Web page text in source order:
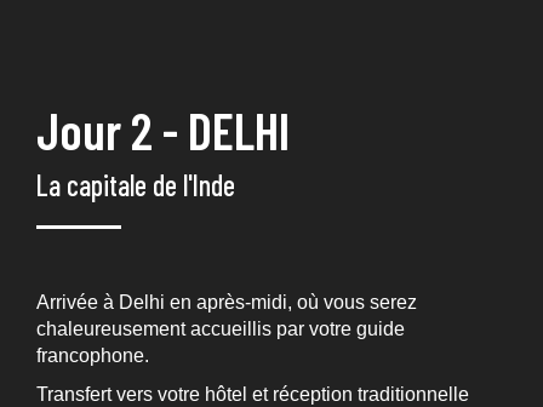
Jour 2 - DELHI
La capitale de l'Inde
Arrivée à Delhi en après-midi, où vous serez
chaleureusement accueillis par votre guide
francophone.
Transfert vers votre hôtel et réception traditionnelle